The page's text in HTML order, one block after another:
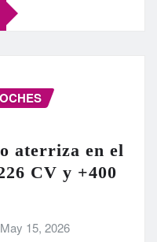
aterriza en el
CV y +400
May 15, 2026